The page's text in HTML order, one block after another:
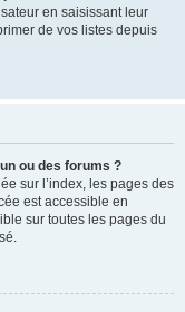
en saisissant leur
de vos listes depuis
ou des forums ?
sur l’index, les pages des
est accessible en
sur toutes les pages du